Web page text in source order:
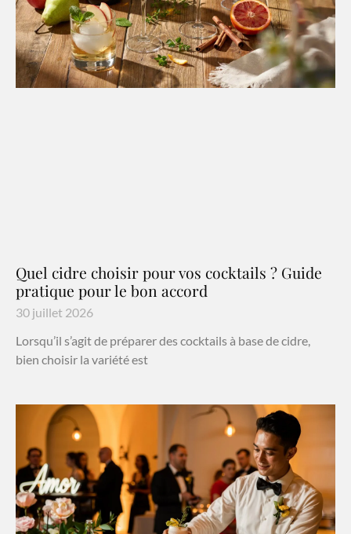
Quel cidre choisir pour vos cocktails ? Guide
pratique pour le bon accord
30 juillet 2026
Lorsqu’il s’agit de préparer des cocktails à base de cidre,
bien choisir la variété est